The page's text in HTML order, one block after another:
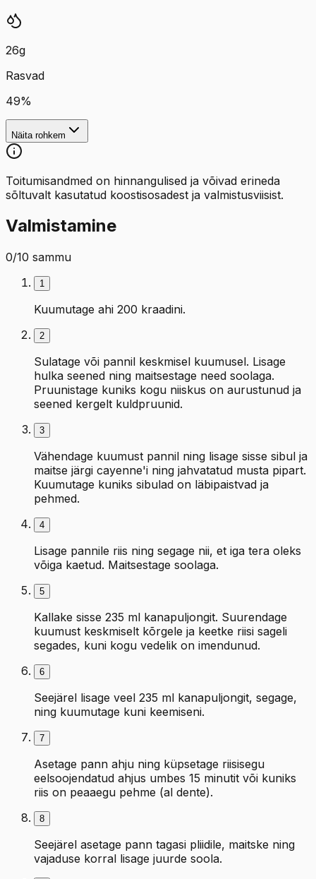
26g
Rasvad
49%
Näita rohkem
Toitumisandmed on hinnangulised ja võivad erineda
sõltuvalt kasutatud koostisosadest ja valmistusviisist.
Valmistamine
0/10 sammu
1
Kuumutage ahi 200 kraadini.
2
Sulatage või pannil keskmisel kuumusel. Lisage
hulka seened ning maitsestage need soolaga.
Pruunistage kuniks kogu niiskus on aurustunud ja
seened kergelt kuldpruunid.
3
Vähendage kuumust pannil ning lisage sisse sibul ja
maitse järgi cayenne'i ning jahvatatud musta pipart.
Kuumutage kuniks sibulad on läbipaistvad ja
pehmed.
4
Lisage pannile riis ning segage nii, et iga tera oleks
võiga kaetud. Maitsestage soolaga.
5
Kallake sisse 235 ml kanapuljongit. Suurendage
kuumust keskmiselt kõrgele ja keetke riisi sageli
segades, kuni kogu vedelik on imendunud.
6
Seejärel lisage veel 235 ml kanapuljongit, segage,
ning kuumutage kuni keemiseni.
7
Asetage pann ahju ning küpsetage riisisegu
eelsoojendatud ahjus umbes 15 minutit või kuniks
riis on peaaegu pehme (al dente).
8
Seejärel asetage pann tagasi pliidile, maitske ning
vajaduse korral lisage juurde soola.